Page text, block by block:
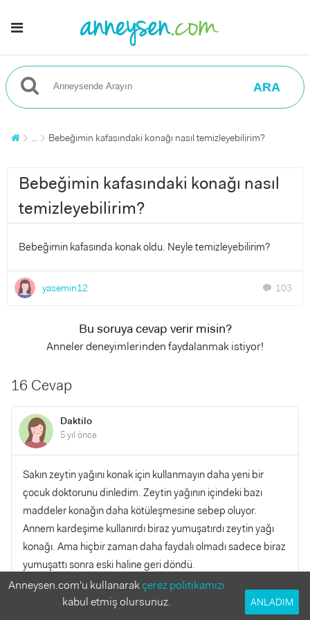
ARA
... Bebeğimin kafasındaki konağı nasıl temizleyebilirim?
Bebeğimin kafasındaki konağı nasıl
temizleyebilirim?
Bebeğimin kafasında konak oldu. Neyle temizleyebilirim?
yasemin12 chat 103
Bu soruya cevap verir misin?
Anneler deneyimlerinden faydalanmak istiyor!
16 Cevap
Daktilo
5 yıl önce
Sakın zeytin yağını konak için kullanmayın daha yeni bir
çocuk doktorunu dinledim. Zeytin yağının içindeki bazı
maddeler konağın daha kötüleşmesine sebep oluyor.
Annem kardeşime kullanırdı biraz yumuşatırdı zeytin yağı
konağı. Ama hiçbir zaman daha faydalı olmadı sadece biraz
yumuşattı sonra eski haline geri döndü.
YANITLA
0
Anneysen.com'u kullanarakçerez politikamızı
kabul etmiş olursunuz.
ANLADIM